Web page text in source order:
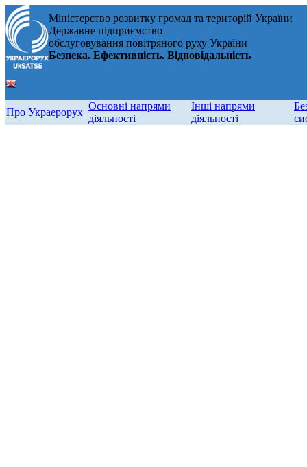
Міністерство розвитку громад та територій України
Державне підприємство
обслуговування повітряного руху України
Безпека. Ефективність. Відповідальність
Про Украерорух
Основні напрями
діяльності
Інші напрями
діяльності